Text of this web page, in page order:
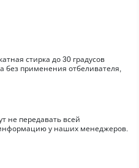
стирка до 30 градусов
без применения отбеливателя,
не передавать всей
у наших менеджеров.